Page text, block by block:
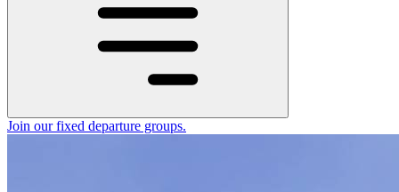
Join our fixed departure groups.